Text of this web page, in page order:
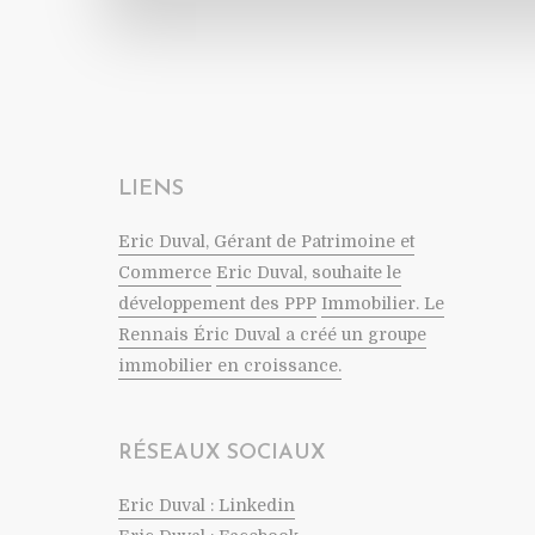
LIENS
Eric Duval, Gérant de Patrimoine et
Commerce Eric Duval, souhaite le
développement des PPP Immobilier. Le
Rennais Éric Duval a créé un groupe
immobilier en croissance.
RÉSEAUX SOCIAUX
Eric Duval : Linkedin